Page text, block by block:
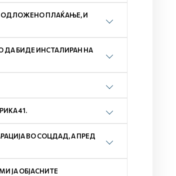
ОДЛОЖЕНО ПЛАЌАЊЕ, И
БИДЕ ИНСТАЛИРАН НА
41.
ВО СОЦДАД, А ПРЕД
ЈА ОБЈАСНИТЕ